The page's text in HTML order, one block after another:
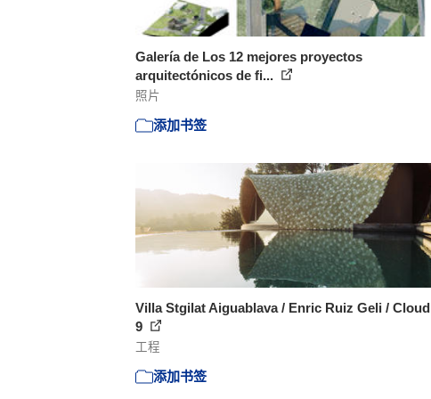
Galería de Los 12 mejores proyectos
arquitectónicos de fi...
照片
添加书签
Villa Stgilat Aiguablava / Enric Ruiz Geli / Cloud
9
工程
添加书签